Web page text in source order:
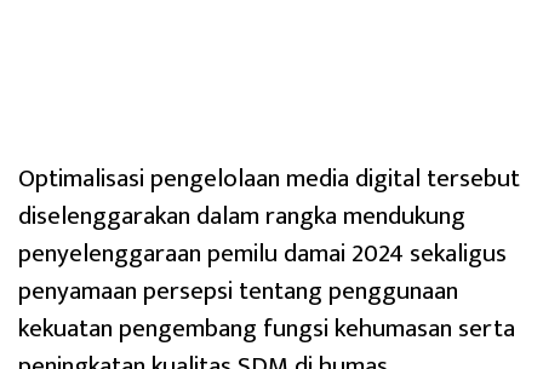
Optimalisasi pengelolaan media digital tersebut
diselenggarakan dalam rangka mendukung
penyelenggaraan pemilu damai 2024 sekaligus
penyamaan persepsi tentang penggunaan
kekuatan pengembang fungsi kehumasan serta